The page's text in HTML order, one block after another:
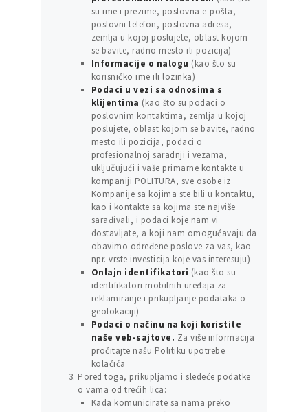
su ime i prezime, poslovna e-pošta,
poslovni telefon, poslovna adresa,
zemlja u kojoj poslujete, oblast kojom
se bavite, radno mesto ili pozicija)
Informacije o nalogu (kao što su
korisničko ime ili lozinka)
Podaci u vezi sa odnosima s
klijentima (kao što su podaci o
poslovnim kontaktima, zemlja u kojoj
poslujete, oblast kojom se bavite, radno
mesto ili pozicija, podaci o
profesionalnoj saradnji i vezama,
uključujući i vaše primarne kontakte u
kompaniji POLITURA, sve osobe iz
Kompanije sa kojima ste bili u kontaktu,
kao i kontakte sa kojima ste najviše
sarađivali, i podaci koje nam vi
dostavljate, a koji nam omogućavaju da
obavimo određene poslove za vas, kao
npr. vrste investicija koje vas interesuju)
Onlajn identifikatori (kao što su
identifikatori mobilnih uređaja za
reklamiranje i prikupljanje podataka o
geolokaciji)
Podaci o načinu na koji koristite
naše veb-sajtove. Za više informacija
pročitajte našu Politiku upotrebe
kolačića
Pored toga, prikupljamo i sledeće podatke
o vama od trećih lica:
Kada komunicirate sa nama preko